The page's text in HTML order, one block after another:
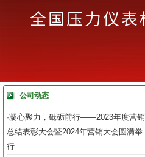
公司动态
·凝心聚力，砥砺前行——2023年度营销
总结表彰大会暨2024年营销大会圆满举
行